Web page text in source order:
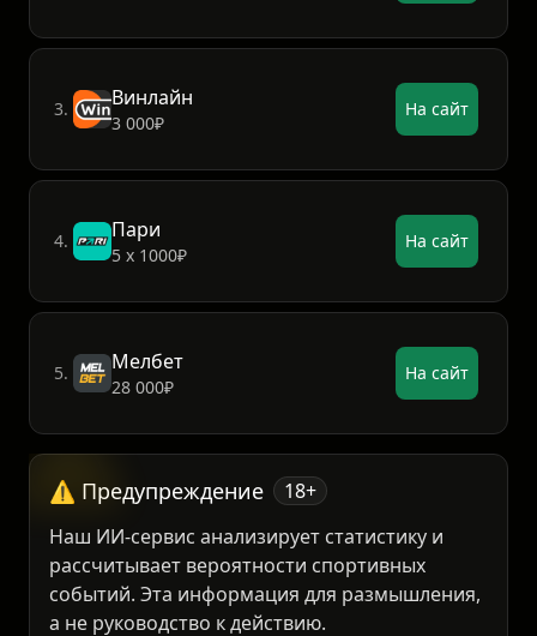
ФонБет
Винлайн
Пари
5. Мелбет На сайт
⚠️ Предупреждение
18+
Наш ИИ-сервис анализирует статистику и